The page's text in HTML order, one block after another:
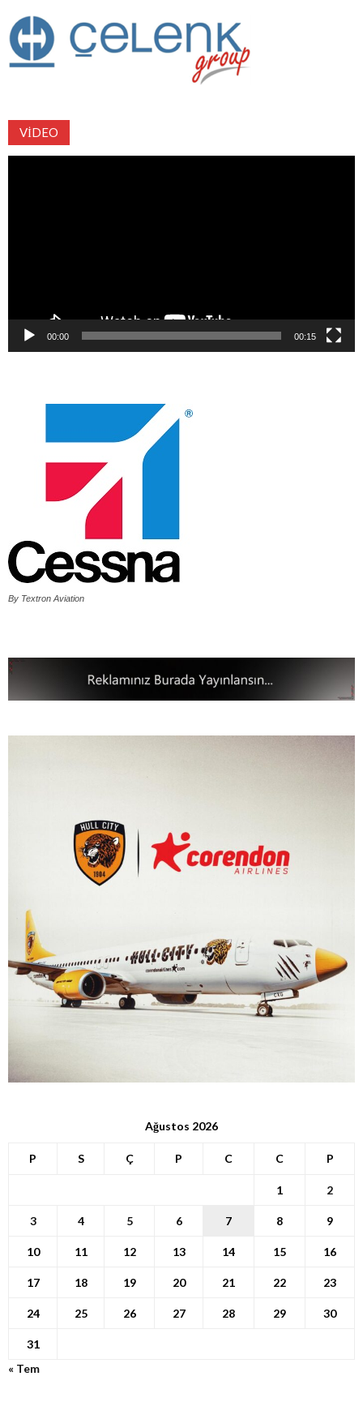
VIDEO
00:00 00:15
By Textron Aviation
Ağustos 2026
P S Ç P C C P
1 2
3 4 5 6 7 8 9
10 11 12 13 14 15 16
17 18 19 20 21 22 23
24 25 26 27 28 29 30
31
« Tem